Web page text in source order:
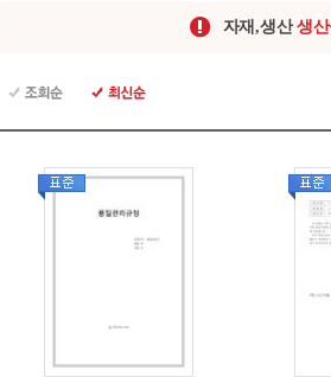
자재,생산생